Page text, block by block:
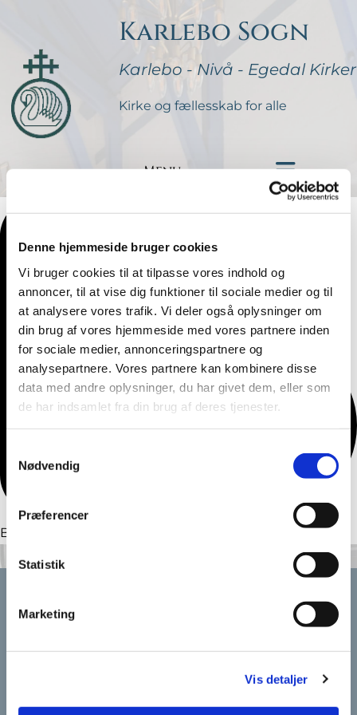
Denne hjemmeside bruger cookies
Vi bruger cookies til at tilpasse vores indhold og
annoncer, til at vise dig funktioner til sociale medier og til
at analysere vores trafik. Vi deler også oplysninger om
din brug af vores hjemmeside med vores partnere inden
for sociale medier, annonceringspartnere og
analysepartnere. Vores partnere kan kombinere disse
data med andre oplysninger, du har givet dem, eller som
de har indsamlet fra din brug af deres tjenester.
Nødvendig
Præferencer
Statistik
Marketing
Vis detaljer
Karlebo Sogn
Karlebo - Nivå - Egedal Kirker
Kirke og fællesskab for alle
Menu
Blogindlægget blev ikke fundet
 karlebo.sogn@km.dk